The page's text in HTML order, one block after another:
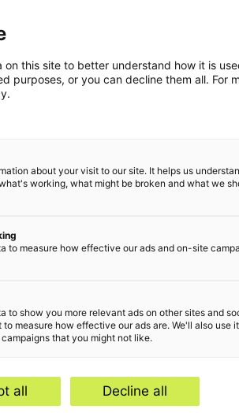
this site to better understand how it is
purposes, or you can decline them all. For
about your visit to our site. It helps us
working, what might be broken and what we
to measure how effective our ads and on-site
to show you more relevant ads on other sites and
to measure how effective our ads are. We'll also use
that you might not like.
all Decline all